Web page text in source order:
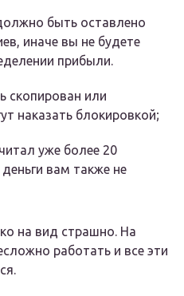
быть оставлено
иначе вы не будете
прибыли.
скопирован или
наказать блокировкой;
уже более 20
вам также не
на вид страшно. На
работать и все эти